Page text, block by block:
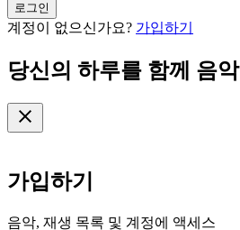
로그인
계정이 없으신가요? 가입하기
당신의 하루를 함께 음악
가입하기
음악, 재생 목록 및 계정에 액세스